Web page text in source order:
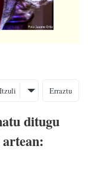
Itzuli Erraztu
ditugu